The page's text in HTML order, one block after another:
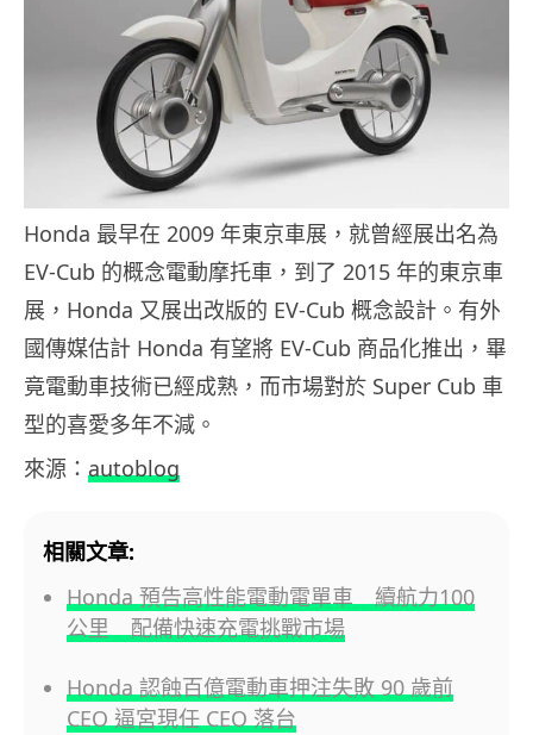
Honda 最早在 2009 年東京車展，就曾經展出名為
EV-Cub 的概念電動摩托車，到了 2015 年的東京車
展，Honda 又展出改版的 EV-Cub 概念設計。有外
國傳媒估計 Honda 有望將 EV-Cub 商品化推出，畢
竟電動車技術已經成熟，而市場對於 Super Cub 車
型的喜愛多年不減。
來源： autoblog
相關文章:
Honda 預告高性能電動電單車 續航力100
公里 配備快速充電挑戰市場
Honda 認蝕百億電動車押注失敗 90 歲前
CEO 逼宮現任 CEO 落台